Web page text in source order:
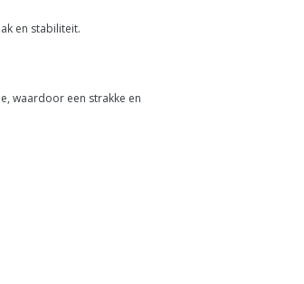
en stabiliteit.
waardoor een strakke en